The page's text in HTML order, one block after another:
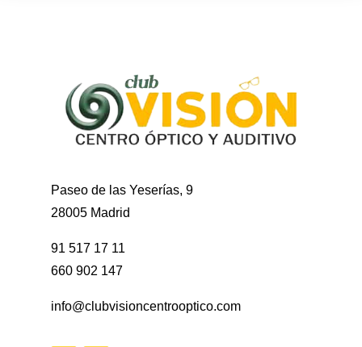
Paseo de las Yeserías, 9
28005 Madrid
91 517 17 11
660 902 147
info@clubvisioncentrooptico.com